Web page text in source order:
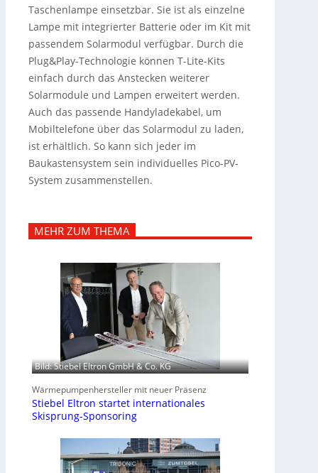
Taschenlampe einsetzbar. Sie ist als einzelne
Lampe mit integrierter Batterie oder im Kit mit
passendem Solarmodul verfügbar. Durch die
Plug&Play-Technologie können T-Lite-Kits
einfach durch das Anstecken weiterer
Solarmodule und Lampen erweitert werden.
Auch das passende Handyladekabel, um
Mobiltelefone über das Solarmodul zu laden,
ist erhältlich. So kann sich jeder im
Baukastensystem sein individuelles Pico-PV-
System zusammenstellen.
MEHR ZUM THEMA
Bild: Stiebel Eltron GmbH & Co. KG
Wärmepumpenhersteller mit neuer Präsenz
Stiebel Eltron startet internationales
Skisprung-Sponsoring